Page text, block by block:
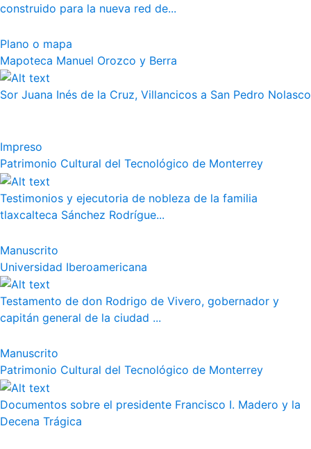
construido para la nueva red de...
Plano o mapa
Mapoteca Manuel Orozco y Berra
Sor Juana Inés de la Cruz, Villancicos a San Pedro Nolasco
Impreso
Patrimonio Cultural del Tecnológico de Monterrey
Testimonios y ejecutoria de nobleza de la familia
tlaxcalteca Sánchez Rodrígue...
Manuscrito
Universidad Iberoamericana
Testamento de don Rodrigo de Vivero, gobernador y
capitán general de la ciudad ...
Manuscrito
Patrimonio Cultural del Tecnológico de Monterrey
Documentos sobre el presidente Francisco I. Madero y la
Decena Trágica